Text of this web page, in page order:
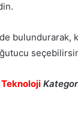
bulundurarak,
Teknoloji